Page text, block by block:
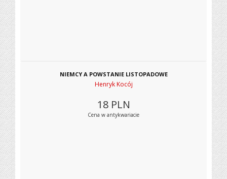
NIEMCY A POWSTANIE LISTOPADOWE
Henryk Kocój
18 PLN
Cena w antykwariacie